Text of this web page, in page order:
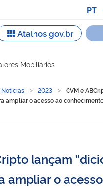
de navegação
Mobiliários
Notícias 2023
CVM e
ampliar o acesso ao
lançam
ampliar o